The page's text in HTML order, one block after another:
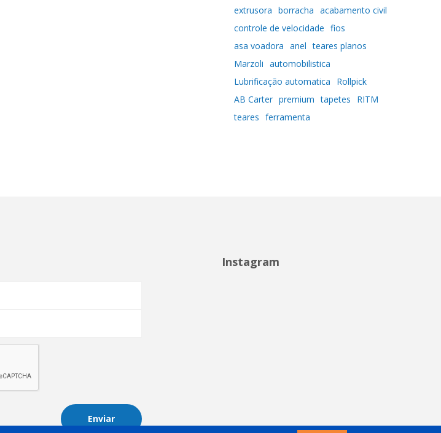
extrusora borracha acabamento civil
controle de velocidade fios
asa voadora anel teares planos
Marzoli automobilistica
Lubrificação automatica
Rollpick
AB Carter premium tapetes
RITM
teares ferramenta
Enviar
Instagram